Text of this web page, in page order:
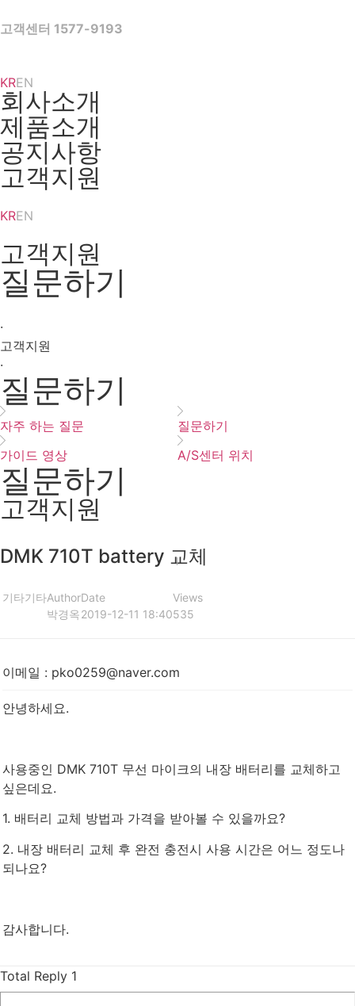
to
고객센터 1577-9193
KREN
회사소개
제품소개
공지사항
고객지원
KREN
고객지원
질문하기
·
고객지원
·
질문하기
자주 하는 질문
질문하기
가이드 영상
A/S센터 위치
질문하기
고객지원
DMK 710T battery 교체
기타기타Author
박경옥
Date
2019-12-11 18:40
Views
535
이메일 : pko0259@naver.com
안녕하세요.
사용중인 DMK 710T 무선 마이크의 내장 배터리를 교체하고
싶은데요.
1. 배터리 교체 방법과 가격을 받아볼 수 있을까요?
2. 내장 배터리 교체 후 완전 충전시 사용 시간은 어느 정도나
되나요?
감사합니다.
Total Reply 1